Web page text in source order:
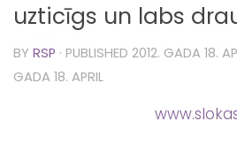
uzticīgs un labs
BY RSP · PUBLISHED 2012. GADA 18.
GADA 18. APRIL